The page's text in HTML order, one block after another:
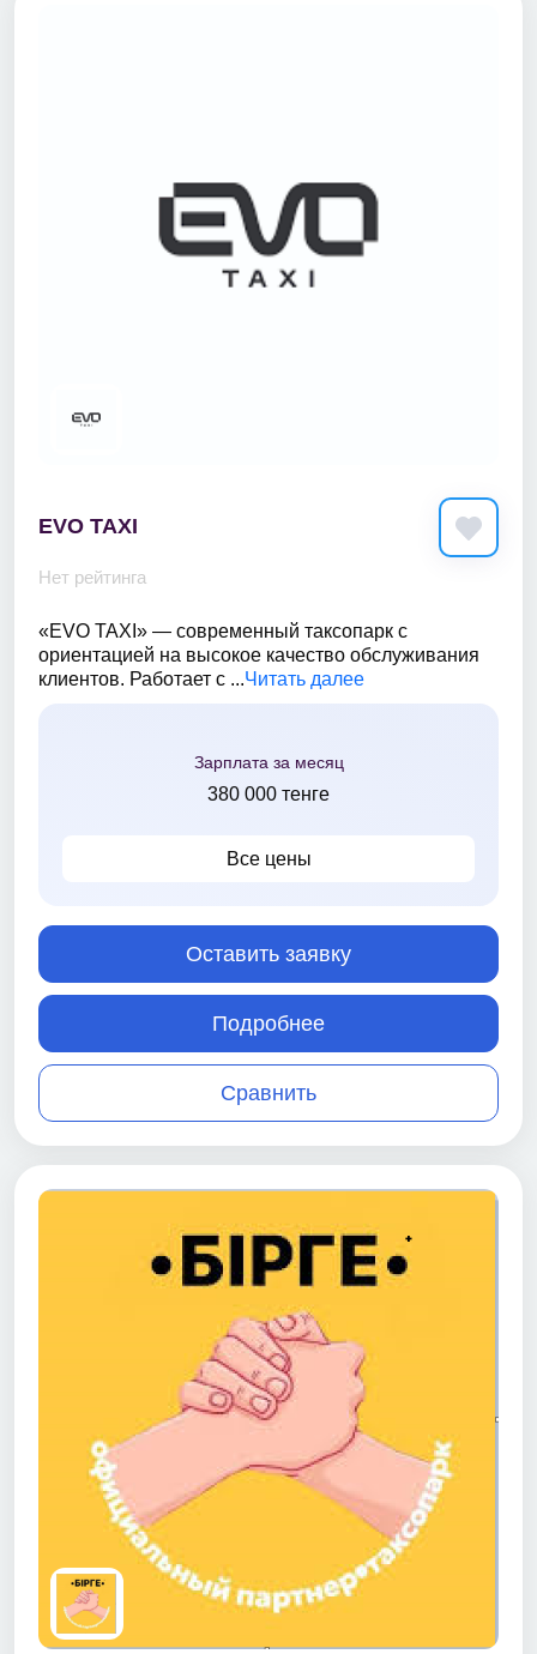
EVO TAXI
Нет рейтинга
«EVO TAXI» — современный таксопарк с
ориентацией на высокое качество обслуживания
клиентов. Работает с ...Читать далее
Зарплата за месяц
380 000 тенге
Все цены
Сравнить
Оставить заявку
Подробнее